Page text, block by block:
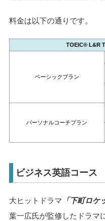
料金は以下の通りです。
TOEIC® L&R
ベーシックプラン
パーソナルコーチプラン
ビジネス英語コース
大ヒットドラマ 「下町ロケ
葉一広氏が監修したドラマ